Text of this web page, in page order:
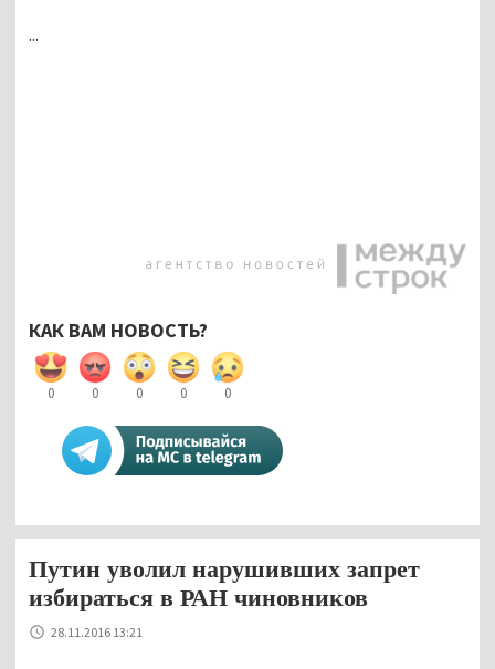
...
КАК ВАМ НОВОСТЬ?
0 0 0 0 0
Путин уволил нарушивших запрет
избираться в РАН чиновников
28.11.2016 13:21